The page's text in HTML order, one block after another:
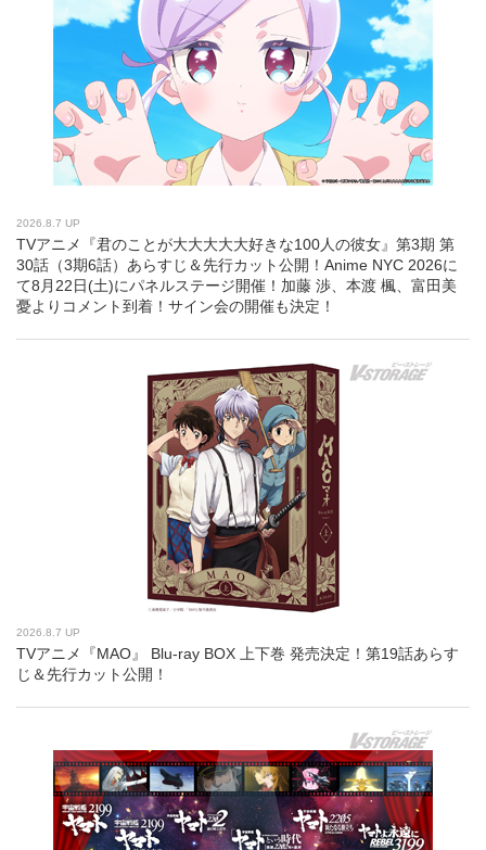
2026.8.7 UP
TVアニメ『君のことが大大大大大好きな100人の彼女』第3期 第
30話（3期6話）あらすじ＆先行カット公開！Anime NYC 2026に
て8月22日(土)にパネルステージ開催！加藤 渉、本渡 楓、富田美
憂よりコメント到着！サイン会の開催も決定！
2026.8.7 UP
TVアニメ『MAO』 Blu-ray BOX 上下巻 発売決定！第19話あらす
じ＆先行カット公開！